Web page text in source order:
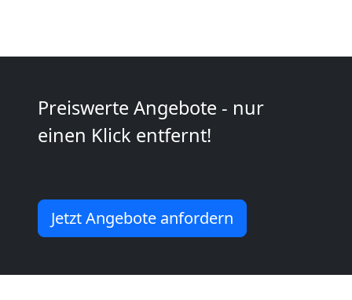
Preiswerte Angebote - nur
einen Klick entfernt!
Jetzt Angebote anfordern
National
International
Beiladung